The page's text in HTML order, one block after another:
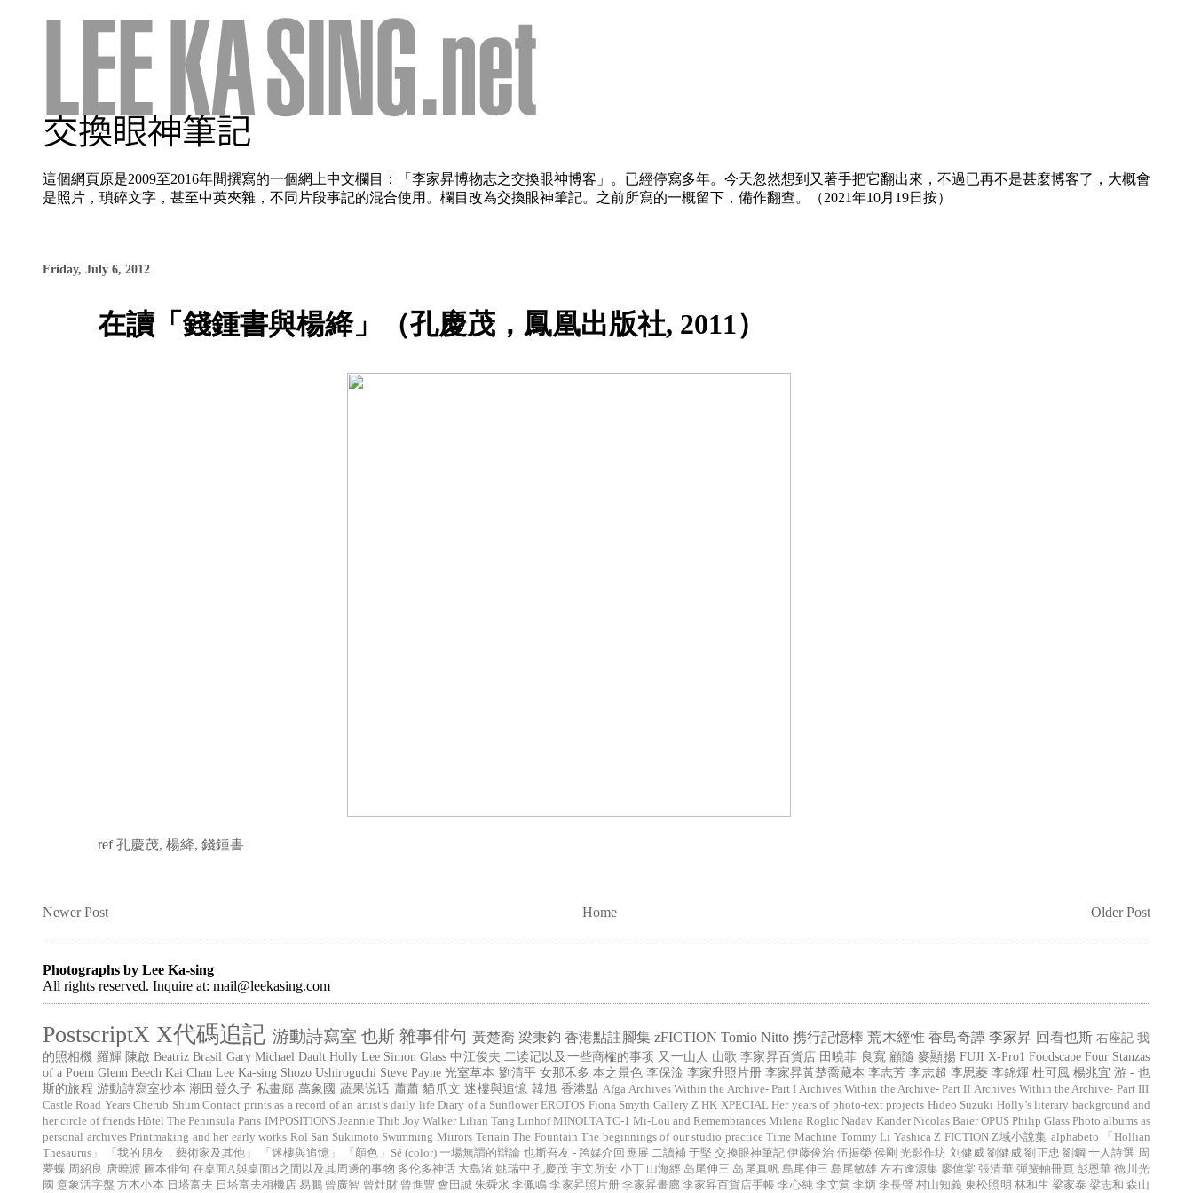
這個網頁原是2009至2016年間撰寫的一個網上中文欄目：「李家昇博物志之交換眼神博客」。已經停寫多年。今天忽然想到又著手把它翻出來，不過已再不是甚麼博客了，大概會
是照片，瑣碎文字，甚至中英夾雜，不同片段事記的混合使用。欄目改為交換眼神筆記。之前所寫的一概留下，備作翻查。（2021年10月19日按）
Friday, July 6, 2012
在讀「錢鍾書與楊絳」（孔慶茂，鳳凰出版社, 2011）
ref孔慶茂,楊絳,錢鍾書
Newer Post Older Post
Home
Photographs by Lee Ka-sing
All rights reserved. Inquire at: mail@leekasing.com
PostscriptX X代碼追記 游動詩寫室 也斯 雜事俳句 黃楚喬 梁秉鈞 香港點註腳集 zFICTION Tomio Nitto 携行記憶棒 荒木經惟 香島奇譚 李家昇 回看也斯 右座記 我
的照相機 羅輝 陳啟 Beatriz Brasil Gary Michael Dault Holly Lee Simon Glass 中江俊夫 二读记以及一些商榷的事项 又一山人 山歌 李家昇百貨店 田曉菲 良寬 顧隨 麥顯揚 FUJI X-Pro1 Foodscape Four Stanzas
of a Poem Glenn Beech Kai Chan Lee Ka-sing Shozo Ushiroguchi Steve Payne 光室草本 劉清平 女那禾多 本之景色 李保淦 李家升照片册 李家昇黃楚喬藏本 李志芳 李志超 李思菱 李錦煇 杜可風 楊兆宜 游 - 也
斯的旅程 游動詩寫室抄本 潮田登久子 私畫廊 萬象國 蔬果说话 蕭蕭 貓爪文 迷樓與追憶 韓旭 香港點 Afga Archives Within the Archive- Part I Archives Within the Archive- Part II Archives Within the Archive- Part III
Castle Road Years Cherub Shum Contact prints as a record of an artist’s daily life Diary of a Sunflower EROTOS Fiona Smyth Gallery Z HK XPECIAL Her years of photo-text projects Hideo Suzuki Holly’s literary background and
her circle of friends Hôtel The Peninsula Paris IMPOSITIONS Jeannie Thib Joy Walker Lilian Tang Linhof MINOLTA TC-1 Mi-Lou and Remembrances Milena Roglic Nadav Kander Nicolas Baier OPUS Philip Glass Photo albums as
personal archives Printmaking and her early works Rol San Sukimoto Swimming Mirrors Terrain The Fountain The beginnings of our studio practice Time Machine Tommy Li Yashica Z FICTION Z域小說集 alphabeto
「Hollian
Thesaurus」
「我的朋友，藝術家及其他」 「迷樓與追憶」 「顏色」Sé (color) 一場無謂的辯論 也斯吾友 - 跨媒介回應展 二讀補 于堅 交換眼神筆記 伊藤俊治 伍振榮 侯剛 光影作坊 刘健威 劉健威 劉正忠 劉鋼 十人詩選 周
夢蝶 周紹良 唐曉渡 圖本俳句 在桌面A與桌面B之間以及其周邊的事物 多伦多神话 大島渚 姚瑞中 孔慶茂 宇文所安 小丁 山海經 岛尾伸三 岛尾真帆 島尾伸三 島尾敏雄 左右逢源集 廖偉棠 張清華 彈簧軸冊頁 彭恩華 德川光
國 意象活字盤 方木小本 日塔富夫 日塔富夫相機店 易鵬 曾廣智 曾灶財 曾進豐 會田誠 朱舜水 李佩鳴 李家昇照片册 李家昇畫廊 李家昇百貨店手帳 李心純 李文蓂 李炳 李長聲 村山知義 東松照明 林和生 梁家泰 梁志和 森山